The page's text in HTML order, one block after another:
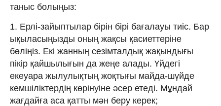
таныс болыңыз:
1. Ерлі-зайыптылар бірін бірі бағалауы тиіс. Бар
ықыласыңызды оның жақсы қасиеттеріне
бөліңіз. Екі жанның сезімталдық жақындығы
пікір қайшылығын да жеңе алады. Үйдегі
екеуара жылулықтың жоқтығы майда-шүйде
кемшіліктердің көрінуіне әсер етеді. Мұндай
жағдайға аса қатты мән беру керек;